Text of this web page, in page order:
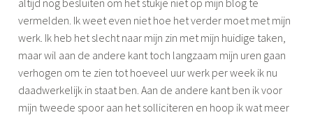
n
e
vermelden. Ik weet even niet hoe het verder moet met mijn
werk. Ik heb het slecht naar mijn zin met mijn huidige taken,
maar wil aan de andere kant toch langzaam mijn uren gaan
verhogen om te zien tot hoeveel uur werk per week ik nu
daadwerkelijk in staat ben. Aan de andere kant ben ik voor
mijn tweede spoor aan het solliciteren en hoop ik wat meer